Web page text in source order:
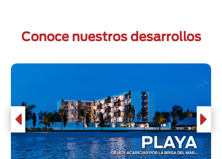
Conoce nuestros desarrollos